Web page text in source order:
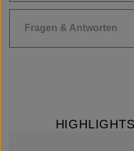
Fragen & Antworten